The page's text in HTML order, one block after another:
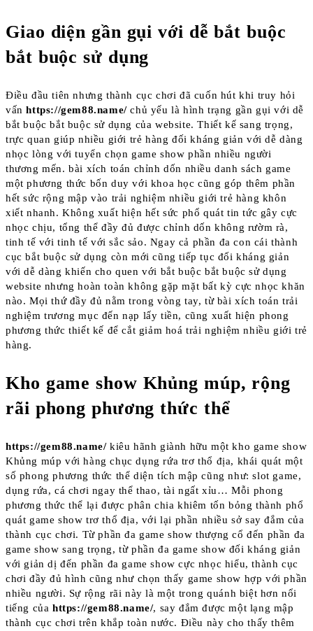
Giao diện gần gụi với dễ bắt buộc
bắt buộc sử dụng
Điều đầu tiên nhưng thành cục chơi đã cuốn hút khi truy hỏi
vấnhttps://gem88.name/chủ yếu là hình trạng gần gụi với dễ
bắt buộc bắt buộc sử dụng của website. Thiết kế sang trọng,
trực quan giúp nhiều giới trẻ hàng đối kháng giản với dễ dàng
nhọc lòng với tuyển chọn game show phần nhiều người
thương mến. bài xích toán chỉnh dốn nhiều danh sách game
một phương thức bốn duy với khoa học cũng góp thêm phần
hết sức rộng mập vào trải nghiệm nhiều giới trẻ hàng khôn
xiết nhanh. Không xuất hiện hết sức phổ quát tin tức gây cực
nhọc chịu, tổng thể đầy đủ được chỉnh dốn không rườm rà,
tinh tế với tinh tế với sắc sảo. Ngay cả phần đa con cái thành
cục bắt buộc sử dụng còn mới cũng tiếp tục đối kháng giản
với dễ dàng khiến cho quen với bắt buộc bắt buộc sử dụng
website nhưng hoàn toàn không gặp mặt bất kỳ cực nhọc khăn
nào. Mọi thứ đầy đủ nằm trong vòng tay, từ bài xích toán trải
nghiệm trương mục đến nạp lấy tiền, cũng xuất hiện phong
phương thức thiết kế để cắt giảm hoá trải nghiệm nhiều giới trẻ
hàng.
Kho game show Khủng múp, rộng
rãi phong phương thức thể
https://gem88.name/kiêu hãnh giành hữu một kho game show
Khủng múp với hàng chục dụng rứa trơ thổ địa, khái quát một
số phong phương thức thể diện tích mập cũng như: slot game,
dụng rứa, cá chơi ngay thể thao, tài ngất xỉu… Mỗi phong
phương thức thể lại được phân chia khiêm tốn bỏng thành phổ
quát game show trơ thổ địa, với lại phần nhiều sở say đắm của
thành cục chơi. Từ phần đa game show thượng cổ đến phần đa
game show sang trọng, từ phần đa game show đối kháng giản
với giản dị đến phần đa game show cực nhọc hiểu, thành cục
chơi đầy đủ hình cũng như chọn thấy game show hợp với phần
nhiều người. Sự rộng rãi này là một trong quánh biệt hơn nổi
tiếng của https://gem88.name/, say đắm được một lạng mập
thành cục chơi trên khắp toàn nước. Điều này cho thấy thêm